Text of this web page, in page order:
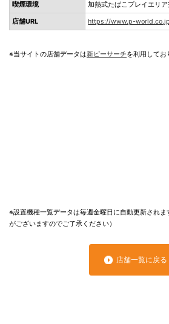
喫煙環境 加熱式たばこプレイエリ
店舗URL https://www.p-
※当サイトの店舗データは新ピーサーチを利用してお
※設置機種一覧データは毎週金曜日に自動更新され
がございますのでご了承ください）
店舗一覧に戻る